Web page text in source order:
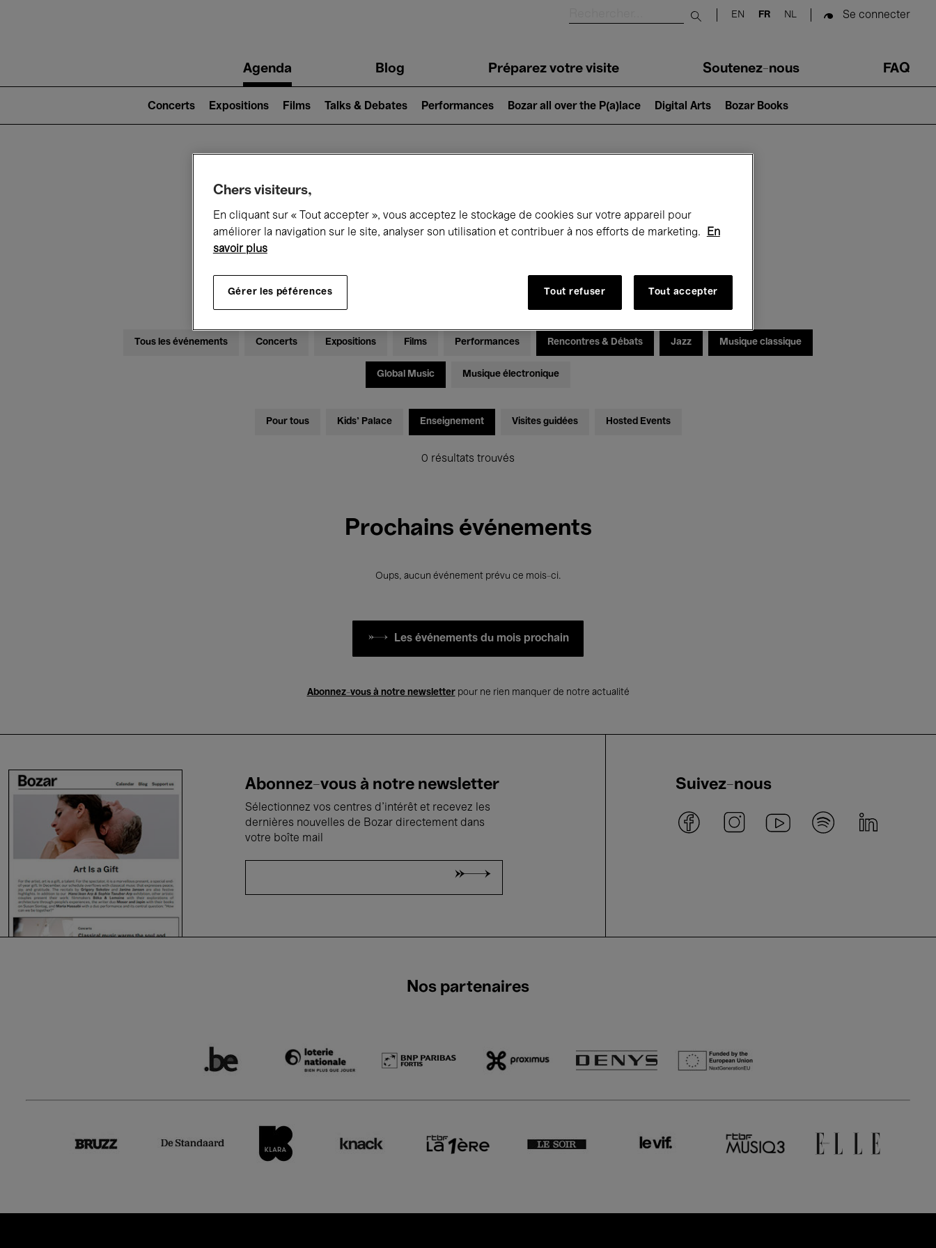
Submit search
EN FR NL Se connecter
navigationAgenda Blog Préparez votre visite Soutenez-nous FAQ
2)
Concerts Expositions Films Talks & Debates Performances Bozar all over the P(a)lace Digital Arts Bozar Books
Ce qui se passe à Bozar
Tous les événements Concerts Expositions Films Performances Rencontres & Débats Jazz Musique classique
Global Music Musique électronique
Pour tous Kids’ Palace Enseignement Visites guidées Hosted Events
0 résultats trouvés
Prochains événements
Oups, aucun événement prévu ce mois-ci.
Les événements du mois prochain
Abonnez-vous à notre newsletterpour ne rien manquer de notre actualité
Abonnez-vous à notre newsletter
Sélectionnez vos centres d'intérêt et recevez les
dernières nouvelles de Bozar directement dans
votre boîte mail
Suivez-nous
Nos partenaires
Chers visiteurs,
En cliquant sur « Tout accepter », vous acceptez le stockage de cookies sur votre appareil pour
améliorer la navigation sur le site, analyser son utilisation et contribuer à nos efforts de marketing.
En
savoir plus
Gérer les péférences Tout refuser Tout accepter